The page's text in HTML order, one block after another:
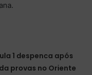
1 despenca após
provas no Oriente